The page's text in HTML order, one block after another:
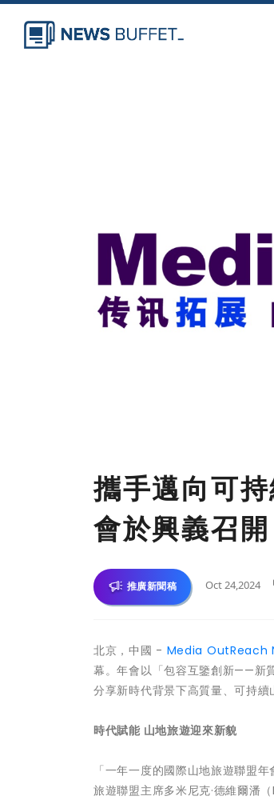
攜手邁向可
會於興義召開
推廣新聞稿 Oct 24,2024
北京，中國 - Media OutReach
幕。年會以「包容互鑒創新——新
分享新時代背景下高質量、可持續
時代賦能 山地旅遊迎來新貌
「一年一度的國際山地旅遊聯盟
旅遊聯盟主席多米尼克·德維爾潘